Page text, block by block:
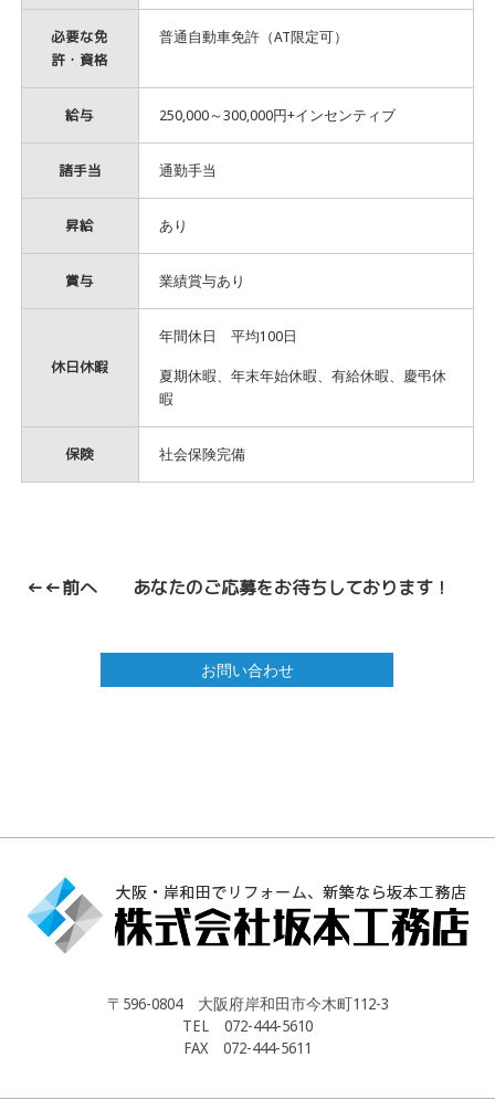
必要な免
許・資格
普通自動車免許（AT限定可）
給与 250,000～300,000円+インセンティブ
諸手当 通勤手当
昇給 あり
賞与 業績賞与あり
休日休暇
年間休日 平均100日
夏期休暇、年末年始休暇、有給休暇、慶弔休
暇
保険 社会保険完備
←←前へあなたのご応募をお待ちしております！
お問い合わせ
〒596-0804 大阪府岸和田市今木町112-3
TEL 072-444-5610
FAX 072-444-5611